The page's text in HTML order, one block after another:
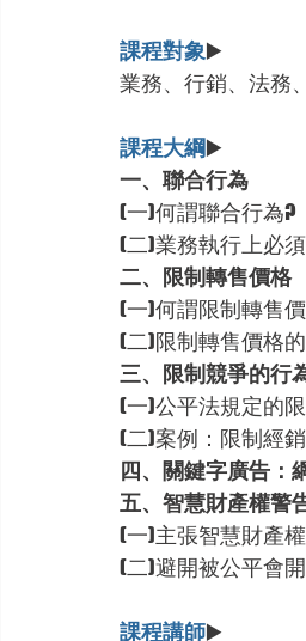
課程對象▶️
業務、行銷、法務
課程大綱▶️
一、聯合行為
(一)何謂聯合行為?
(二)業務執行上必
二、限制轉售價格
(一)何謂限制轉售
(二)限制轉售價格
三、限制競爭的行
(一)公平法規定的
(二)案例：限制經
四、關鍵字廣告：
五、智慧財產權警
(一)主張智慧財產
(二)避開被公平會
課程講師▶️